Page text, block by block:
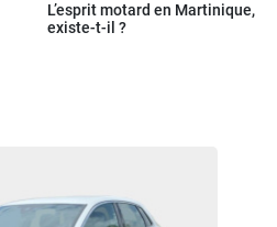
L’esprit motard en Martinique,
existe-t-il ?